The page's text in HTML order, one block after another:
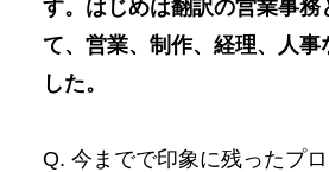
す。はじめは翻訳の営業事務
て、営業、制作、経理、人事
した。
Q. 今までで印象に残ったプ